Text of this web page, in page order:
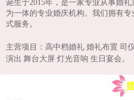
诞生于2015年，是一家专业从事婚
为一体的专业婚庆机构。我们拥有
式服务。
主营项目：高中档婚礼 婚礼布置 司
演出 舞台大屏 灯光音响 生日宴会。